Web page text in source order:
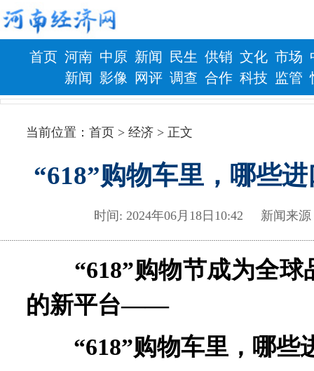
首页 河南
新闻
中原
影像
新闻
网评
民生
调查
供销
合作
文化
科技
市场
监管
财政 健康
当前位置：首页 > 经济 > 正文
“618”购物车里，哪些
时间: 2024年06月18日10:42 新闻来
“618”购物节成为全
的新平台——
“618”购物车里，哪些